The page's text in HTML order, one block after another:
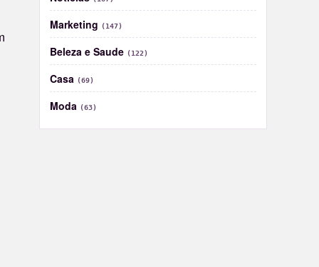
Marketing (147)
Beleza e Saude (122)
Casa (69)
Moda (63)